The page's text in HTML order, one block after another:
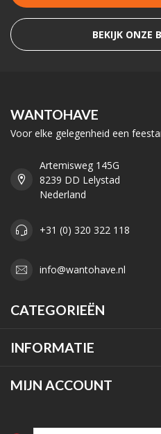
BEKIJK ONZE
WANTOHAVE
Voor elke gelegenheid een
Artemisweg 145G
8239 DD Lelystad
Nederland
+31 (0) 320 322 118
info@wantohave.nl
CATEGORIEËN
INFORMATIE
MIJN ACCOUNT